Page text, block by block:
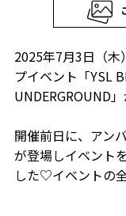
2025年7月3日（木
プイベント「YSL
UNDERGROUND
開催前日に、アン
が登場しイベント
した♡イベントの